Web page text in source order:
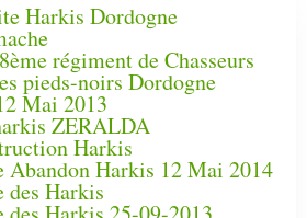
Harkis Dordogne
régiment de Chasseurs
pieds-noirs Dordogne
Mai 2013
ZERALDA
Harkis
Harkis 12 Mai 2014
Harkis